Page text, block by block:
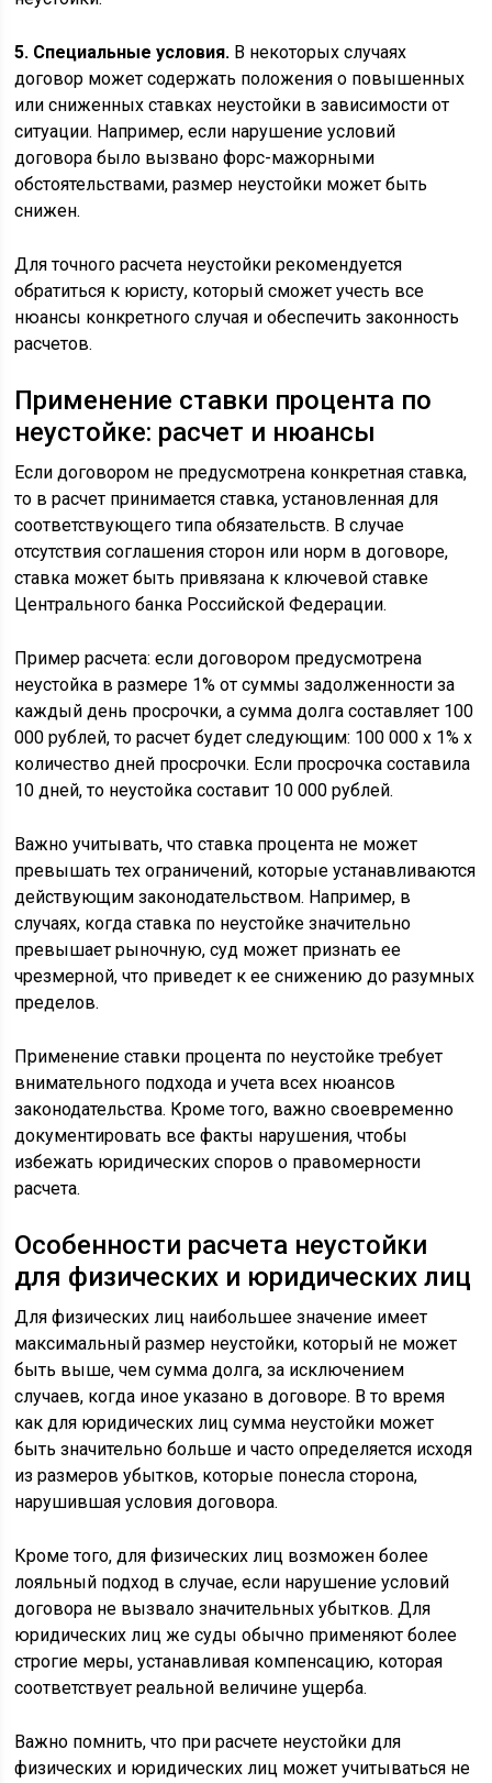
5. Специальные условия. В некоторых случаях
договор может содержать положения о повышенных
или сниженных ставках неустойки в зависимости от
ситуации. Например, если нарушение условий
договора было вызвано форс-мажорными
обстоятельствами, размер неустойки может быть
снижен.
Для точного расчета неустойки рекомендуется
обратиться к юристу, который сможет учесть все
нюансы конкретного случая и обеспечить законность
расчетов.
Применение ставки процента по
неустойке: расчет и нюансы
Если договором не предусмотрена конкретная ставка,
то в расчет принимается ставка, установленная для
соответствующего типа обязательств. В случае
отсутствия соглашения сторон или норм в договоре,
ставка может быть привязана к ключевой ставке
Центрального банка Российской Федерации.
Пример расчета: если договором предусмотрена
неустойка в размере 1% от суммы задолженности за
каждый день просрочки, а сумма долга составляет 100
000 рублей, то расчет будет следующим: 100 000 x 1% x
количество дней просрочки. Если просрочка составила
10 дней, то неустойка составит 10 000 рублей.
Важно учитывать, что ставка процента не может
превышать тех ограничений, которые устанавливаются
действующим законодательством. Например, в
случаях, когда ставка по неустойке значительно
превышает рыночную, суд может признать ее
чрезмерной, что приведет к ее снижению до разумных
пределов.
Применение ставки процента по неустойке требует
внимательного подхода и учета всех нюансов
законодательства. Кроме того, важно своевременно
документировать все факты нарушения, чтобы
избежать юридических споров о правомерности
расчета.
Особенности расчета неустойки
для физических и юридических лиц
Для физических лиц наибольшее значение имеет
максимальный размер неустойки, который не может
быть выше, чем сумма долга, за исключением
случаев, когда иное указано в договоре. В то время
как для юридических лиц сумма неустойки может
быть значительно больше и часто определяется исходя
из размеров убытков, которые понесла сторона,
нарушившая условия договора.
Кроме того, для физических лиц возможен более
лояльный подход в случае, если нарушение условий
договора не вызвало значительных убытков. Для
юридических лиц же суды обычно применяют более
строгие меры, устанавливая компенсацию, которая
соответствует реальной величине ущерба.
Важно помнить, что при расчете неустойки для
физических и юридических лиц может учитываться не